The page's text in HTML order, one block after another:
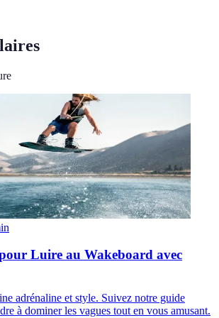
Luire au Wakeboard avec
adrénaline et style. Suivez notre guide
à dominer les vagues tout en vous amusant.